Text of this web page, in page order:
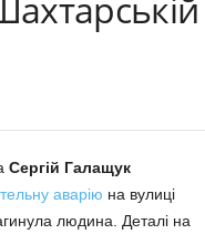
Сергій Галащук
аварію на вулиці
людина. Деталі на